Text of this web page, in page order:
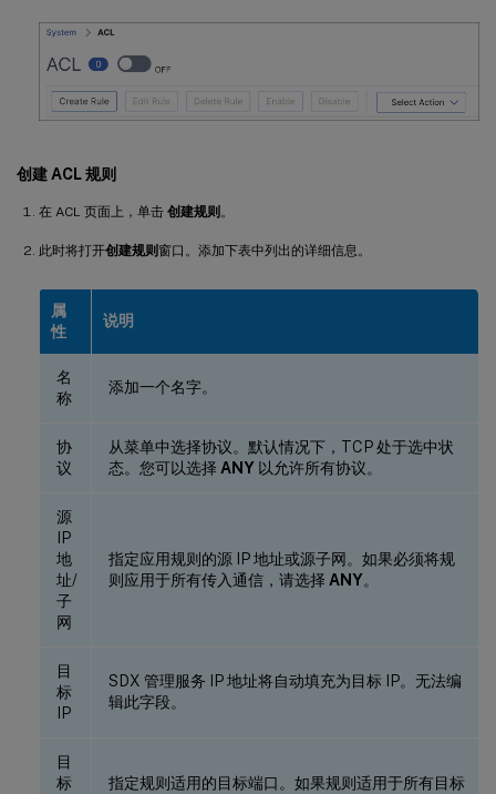
创建 ACL 规则
在 ACL 页面上，单击 创建规则 。
此时将打开创建规则 窗口。添加下表中列出的详细信息。
属
性
说明
名
称
添加一个名字。
协
议
从菜单中选择协议。默认情况下，TCP 处于选中状
态。您可以选择 ANY 以允许所有协议。
源
IP
地
址/
子
网
指定应用规则的源 IP 地址或源子网。如果必须将规
则应用于所有传入通信，请选择 ANY。
目
标
IP
SDX 管理服务 IP 地址将自动填充为目标 IP。无法编
辑此字段。
目
标
指定规则适用的目标端口。如果规则适用于所有目标